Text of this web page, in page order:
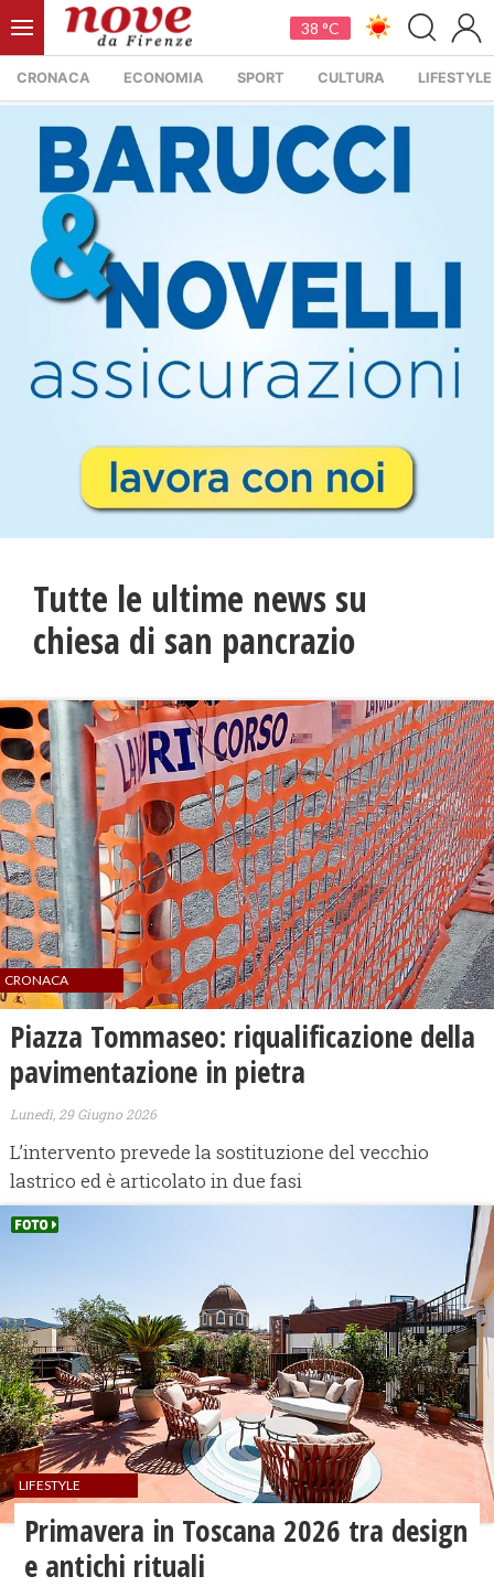
38 °C
CRONACA ECONOMIA SPORT CULTURA LIFESTYLE
Tutte le ultime news su
chiesa di san pancrazio
CRONACA
Piazza Tommaseo: riqualificazione della
pavimentazione in pietra
Lunedì, 29 Giugno 2026
L’intervento prevede la sostituzione del vecchio
lastrico ed è articolato in due fasi
LIFESTYLE
​Primavera in Toscana 2026 tra design
e antichi rituali